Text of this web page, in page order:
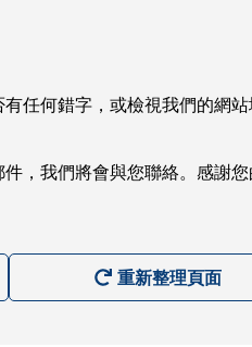
任何錯字，或檢視我們的網
，我們將會與您聯絡。感謝
重新整理頁面